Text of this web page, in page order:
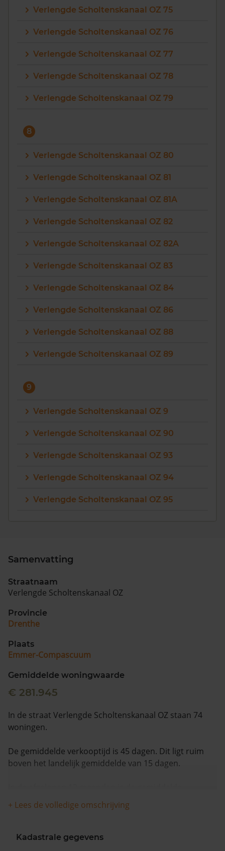
Verlengde Scholtenskanaal OZ 75
Verlengde Scholtenskanaal OZ 76
Verlengde Scholtenskanaal OZ 77
Verlengde Scholtenskanaal OZ 78
Verlengde Scholtenskanaal OZ 79
8
Verlengde Scholtenskanaal OZ 80
Verlengde Scholtenskanaal OZ 81
Verlengde Scholtenskanaal OZ 81A
Verlengde Scholtenskanaal OZ 82
Verlengde Scholtenskanaal OZ 82A
Verlengde Scholtenskanaal OZ 83
Verlengde Scholtenskanaal OZ 84
Verlengde Scholtenskanaal OZ 86
Verlengde Scholtenskanaal OZ 88
Verlengde Scholtenskanaal OZ 89
9
Verlengde Scholtenskanaal OZ 9
Verlengde Scholtenskanaal OZ 90
Verlengde Scholtenskanaal OZ 93
Verlengde Scholtenskanaal OZ 94
Verlengde Scholtenskanaal OZ 95
Samenvatting
Straatnaam
Verlengde Scholtenskanaal OZ
Provincie
Drenthe
Plaats
Emmer-Compascuum
Gemiddelde woningwaarde
€ 281.945
In de straat Verlengde Scholtenskanaal OZ staan 74
woningen.
De gemiddelde verkooptijd is 45 dagen. Dit ligt ruim
boven het landelijk gemiddelde van 15 dagen.
woningwaarde met 14,8% gestegen.
+ Lees de volledige omschrijving
Kadastrale gegevens